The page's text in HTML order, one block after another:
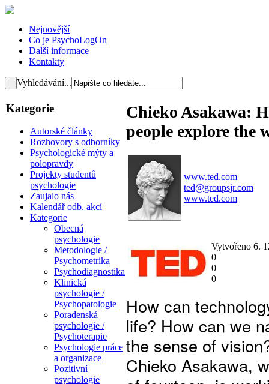
Nejnovější
Co je PsychoLogOn
Další informace
Kontakty
Vyhledávání...
Kategorie
Autorské články
Rozhovory s odborníky
Psychologické mýty a
polopravdy
Projekty studentů
psychologie
Zaujalo nás
Kalendář odb. akcí
Kategorie
Obecná
psychologie
Metodologie /
Psychometrika
Psychodiagnostika
Klinická
psychologie /
Psychopatologie
Poradenská
psychologie /
Psychoterapie
Psychologie práce
a organizace
Pozitivní
psychologie
Chieko Asakawa:
people explore the
www.ted.com
ted@groupsjr.com
www.ted.com
Vytvořeno 6.
0
0
0
How can
life? How can we
the sense of
Chieko Asakawa,